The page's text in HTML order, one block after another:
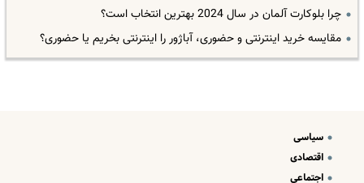
چرا بلوکارت آلمان در سال 2024 بهترین انتخاب است؟
مقایسه خرید اینترنتی و حضوری، آباژور را اینترنتی بخریم یا حضوری؟
سیاسی
اقتصادی
اجتماعی